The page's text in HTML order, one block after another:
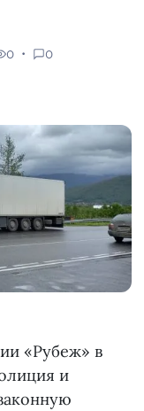
0 0
«Рубеж» в
и